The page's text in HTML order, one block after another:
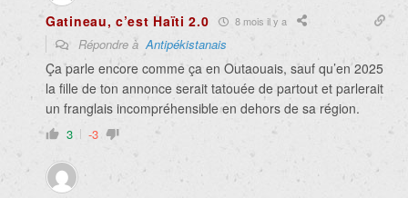
Gatineau, c’est Haïti 2.0 8 mois il y a
Répondre àAntipékistanais
Ça parle encore comme ça en Outaouais, sauf qu’en 2025
la fille de ton annonce serait tatouée de partout et parlerait
un franglais incompréhensible en dehors de sa région.
3 -3